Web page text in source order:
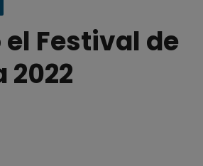
el Festival de
2022